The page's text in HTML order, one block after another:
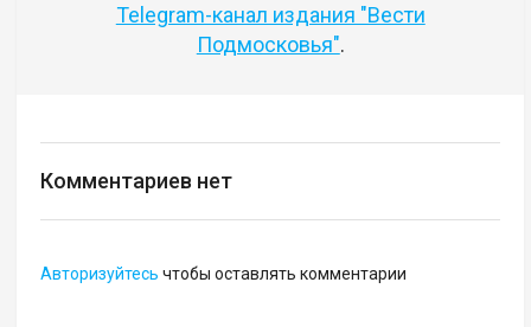
Telegram-канал издания "Вести
Подмосковья".
Комментариев нет
Авторизуйтесь чтобы оставлять комментарии